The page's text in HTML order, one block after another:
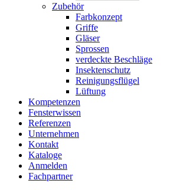
Zubehör
Farbkonzept
Griffe
Gläser
Sprossen
verdeckte Beschläge
Insektenschutz
Reinigungsflügel
Lüftung
Kompetenzen
Fensterwissen
Referenzen
Unternehmen
Kontakt
Kataloge
Anmelden
Fachpartner